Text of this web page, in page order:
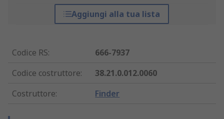
Aggiungi alla tua lista
Codice RS:
666-7937
Codice costruttore:
38.21.0.012.0060
Costruttore: Finder